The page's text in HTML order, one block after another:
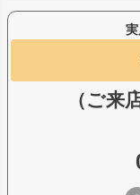
（ご来